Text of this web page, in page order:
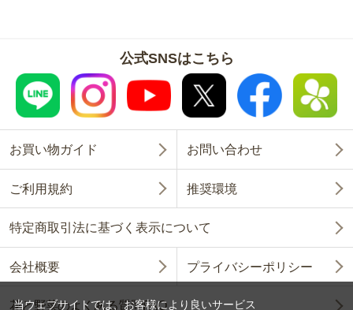
公式SNSはこちら
お買い物ガイド お問い合わせ
ご利用規約 推奨環境
特定商取引法に基づく表示について
会社概要 プライバシーポリシー
花と野菜のよくある質問FAQ
当ウェブサイトでは、お客様により良いサービス